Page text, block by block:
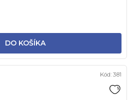
DO KOŠÍKA
Kód: 381